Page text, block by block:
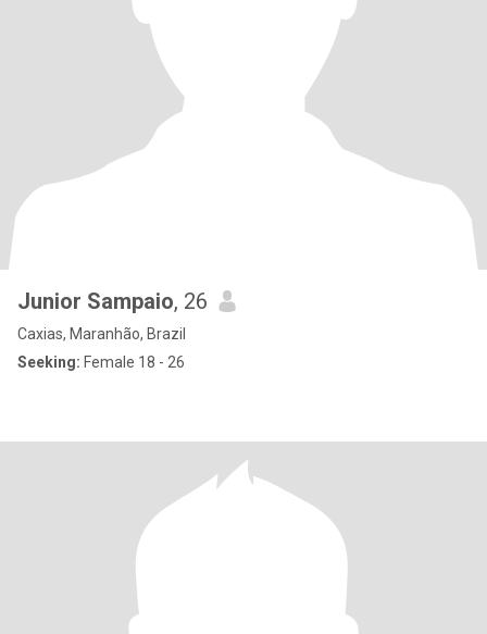
Junior Sampaio, 26
Caxias, Maranhão, Brazil
Seeking: Female 18 - 26